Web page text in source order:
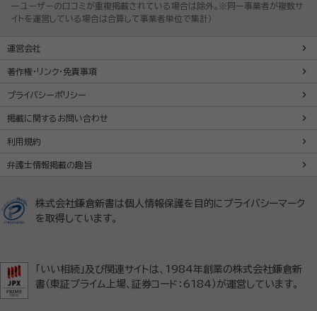
一ユーザーの口コミが重複掲載されている場合は除外。※同一事業者が複数サ
イトを運営している場合は合算して事業者単位で集計）
運営会社
著作権・リンク・免責事項
プライバシーポリシー
掲載に関するお問い合わせ
利用規約
弁護士情報掲載の趣旨
株式会社鎌倉新書は個人情報保護を目的にプライバシーマーク
を取得しています。
「いい相続」及び関連サイトは、1984年創業の株式会社鎌倉新
書（東証プライム上場、証券コード：6184）が運営しています。